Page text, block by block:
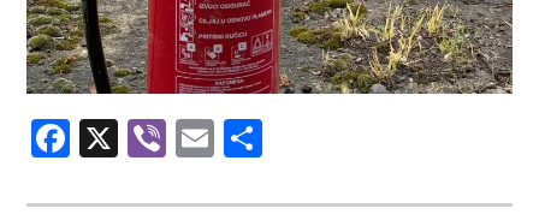
Facebook
X ViberEmail